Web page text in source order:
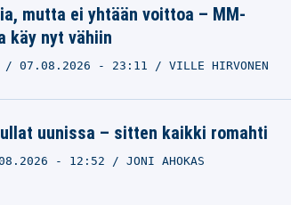
mutta ei yhtään voittoa – MM-
käy nyt vähiin
07.08.2026 - 23:11 VILLE HIRVONEN
uunissa – sitten kaikki romahti
- 12:52 JONI AHOKAS